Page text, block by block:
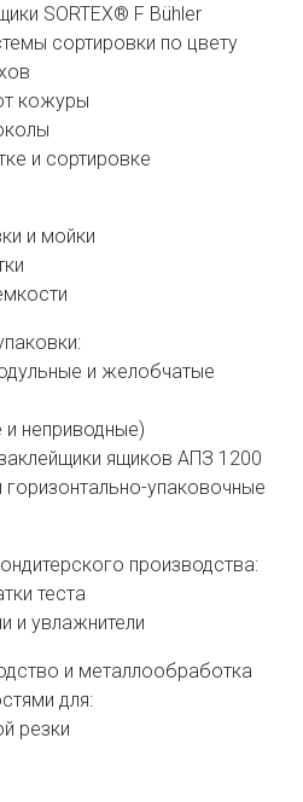
SORTEX® F Bühler
сортировки по цвету
кожуры
и сортировке
и мойки
и желобчатые
неприводные)
ящиков АПЗ 1200
упаковочные
производства:
теста
и увлажнители
и металлообработка
для:
резки